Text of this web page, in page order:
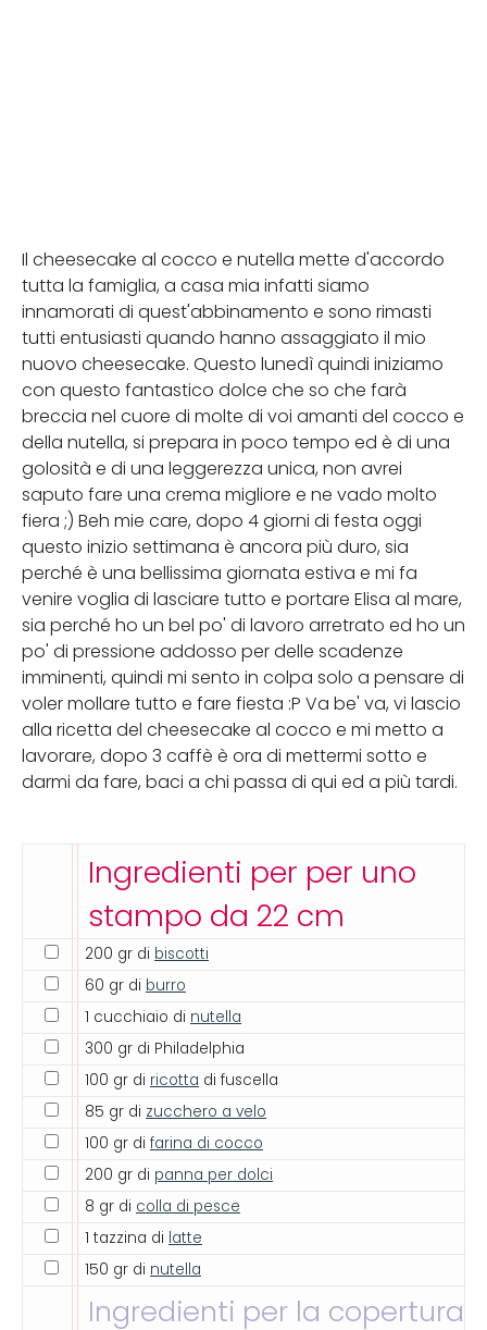
Il cheesecake al cocco e nutella mette d'accordo
tutta la famiglia, a casa mia infatti siamo
innamorati di quest'abbinamento e sono rimasti
tutti entusiasti quando hanno assaggiato il mio
nuovo cheesecake. Questo lunedì quindi iniziamo
con questo fantastico dolce che so che farà
breccia nel cuore di molte di voi amanti del cocco e
della nutella, si prepara in poco tempo ed è di una
golosità e di una leggerezza unica, non avrei
saputo fare una crema migliore e ne vado molto
fiera ;) Beh mie care, dopo 4 giorni di festa oggi
questo inizio settimana è ancora più duro, sia
perché è una bellissima giornata estiva e mi fa
venire voglia di lasciare tutto e portare Elisa al mare,
sia perché ho un bel po' di lavoro arretrato ed ho un
po' di pressione addosso per delle scadenze
imminenti, quindi mi sento in colpa solo a pensare di
voler mollare tutto e fare fiesta :P Va be' va, vi lascio
alla ricetta del cheesecake al cocco e mi metto a
lavorare, dopo 3 caffè è ora di mettermi sotto e
darmi da fare, baci a chi passa di qui ed a più tardi.
Ingredienti per per uno
stampo da 22 cm
200 gr di biscotti
60 gr di burro
1 cucchiaio di nutella
300 gr di Philadelphia
100 gr di ricotta di fuscella
85 gr di zucchero a velo
100 gr di farina di cocco
200 gr di panna per dolci
8 gr di colla di pesce
1 tazzina di latte
150 gr di nutella
Ingredienti per la copertura